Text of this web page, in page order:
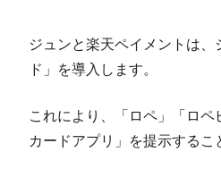
ジュンと楽天ペイメントは
ド」を導入します。
これにより、「ロペ」「ロ
カードアプリ」を提示するこ